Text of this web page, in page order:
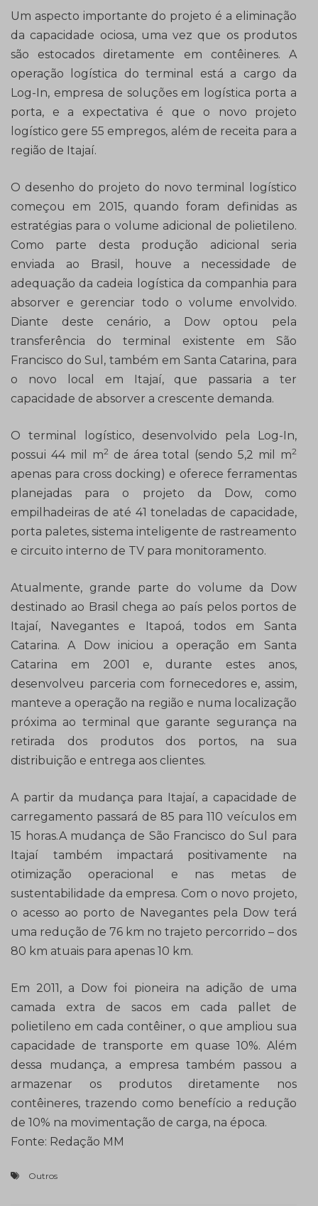
Um aspecto importante do projeto é a eliminação
da capacidade ociosa, uma vez que os produtos
são estocados diretamente em contêineres. A
operação logística do terminal está a cargo da
Log-In, empresa de soluções em logística porta a
porta, e a expectativa é que o novo projeto
logístico gere 55 empregos, além de receita para a
região de Itajaí.
O desenho do projeto do novo terminal logístico
começou em 2015, quando foram definidas as
estratégias para o volume adicional de polietileno.
Como parte desta produção adicional seria
enviada ao Brasil, houve a necessidade de
adequação da cadeia logística da companhia para
absorver e gerenciar todo o volume envolvido.
Diante deste cenário, a Dow optou pela
transferência do terminal existente em São
Francisco do Sul, também em Santa Catarina, para
o novo local em Itajaí, que passaria a ter
capacidade de absorver a crescente demanda.
O terminal logístico, desenvolvido pela Log-In,
possui 44 mil m2de área total (sendo 5,2 mil m2
apenas para cross docking) e oferece ferramentas
planejadas para o projeto da Dow, como
empilhadeiras de até 41 toneladas de capacidade,
porta paletes, sistema inteligente de rastreamento
e circuito interno de TV para monitoramento.
Atualmente, grande parte do volume da Dow
destinado ao Brasil chega ao país pelos portos de
Itajaí, Navegantes e Itapoá, todos em Santa
Catarina. A Dow iniciou a operação em Santa
Catarina em 2001 e, durante estes anos,
desenvolveu parceria com fornecedores e, assim,
manteve a operação na região e numa localização
próxima ao terminal que garante segurança na
retirada dos produtos dos portos, na sua
distribuição e entrega aos clientes.
A partir da mudança para Itajaí, a capacidade de
carregamento passará de 85 para 110 veículos em
15 horas.A mudança de São Francisco do Sul para
Itajaí também impactará positivamente na
otimização operacional e nas metas de
sustentabilidade da empresa. Com o novo projeto,
o acesso ao porto de Navegantes pela Dow terá
uma redução de 76 km no trajeto percorrido – dos
80 km atuais para apenas 10 km.
Em 2011, a Dow foi pioneira na adição de uma
camada extra de sacos em cada pallet de
polietileno em cada contêiner, o que ampliou sua
capacidade de transporte em quase 10%. Além
dessa mudança, a empresa também passou a
armazenar os produtos diretamente nos
contêineres, trazendo como benefício a redução
de 10% na movimentação de carga, na época.
Fonte: Redação MM
Outros